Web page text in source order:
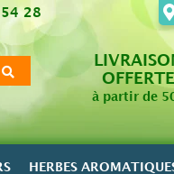
28
OFFERTE
à partir de
HERBES